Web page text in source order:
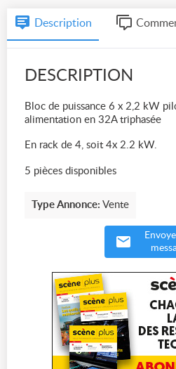
Description
DESCRIPTION
Bloc de puissance 6 x 2,2 kW
alimentation en 32A triphasée
En rack de 4, soit 4x 2.2 kW.
5 pièces disponibles
Type Annonce: Vente